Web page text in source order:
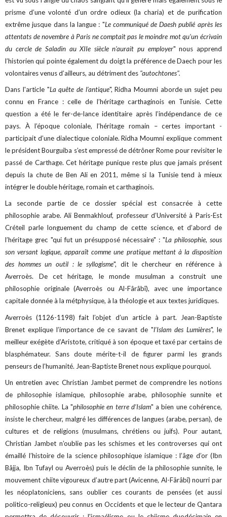
prisme d’une volonté d’un ordre odieux (la charia) et de purification
extrême jusque dans la langue : "Le communiqué de Daesh publié après les
attentats de novembre à Paris ne comptait pas le moindre mot qu’un écrivain
du cercle de Saladin au XIIe siècle n’aurait pu employer" nous apprend
l’historien qui pointe également du doigt la préférence de Daech pour les
volontaires venus d’ailleurs, au détriment des "autochtones".
Dans l'article "La quête de l’antique", Ridha Moumni aborde un sujet peu
connu en France : celle de l’héritage carthaginois en Tunisie. Cette
question a été le fer-de-lance identitaire après l’indépendance de ce
pays. À l’époque coloniale, l’héritage romain – certes important -
participait d’une dialectique coloniale. Ridha Moumni explique comment
le président Bourguiba s’est empressé de détrôner Rome pour revisiter le
passé de Carthage. Cet héritage punique reste plus que jamais présent
depuis la chute de Ben Ali en 2011, même si la Tunisie tend à mieux
intégrer le double héritage, romain et carthaginois.
La seconde partie de ce dossier spécial est consacrée à cette
philosophie arabe. Ali Benmakhlouf, professeur d’Université à Paris-Est
Créteil parle longuement du champ de cette science, et d’abord de
l’héritage grec "qui fut un présupposé nécessaire" : "La philosophie, sous
son versant logique, apparaît comme une pratique mettant à la disposition
des hommes un outil : le syllogisme", dit le chercheur en référence à
Averroès. De cet héritage, le monde musulman a construit une
philosophie originale (Averroès ou Al-Fârâbî), avec une importance
capitale donnée à la métphysique, à la théologie et aux textes juridiques.
Averroès (1126-1198) fait l’objet d’un article à part. Jean-Baptiste
Brenet explique l’importance de ce savant de "l’Islam des Lumières", le
meilleur exégète d’Aristote, critiqué à son époque et taxé par certains de
blasphémateur. Sans doute mérite-t-il de figurer parmi les grands
penseurs de l’humanité. Jean-Baptiste Brenet nous explique pourquoi.
Un entretien avec Christian Jambet permet de comprendre les notions
de philosophie islamique, philosophie arabe, philosophie sunnite et
philosophie chiite. La "philosophie en terre d’Islam" a bien une cohérence,
insiste le chercheur, malgré les différences de langues (arabe, persan), de
cultures et de religions (musulmans, chrétiens ou juifs). Pour autant,
Christian Jambet n’oublie pas les schismes et les controverses qui ont
émaillé l’histoire de la science philosophique islamique : l’âge d’or (Ibn
Bâjja, Ibn Tufayl ou Averroès) puis le déclin de la philosophie sunnite, le
mouvement chiite vigoureux d’autre part (Avicenne, Al-Fârâbî) nourri par
les néoplatoniciens, sans oublier ces courants de pensées (et aussi
politico-religieux) peu connus en Occidents et que le lecteur de Qantara